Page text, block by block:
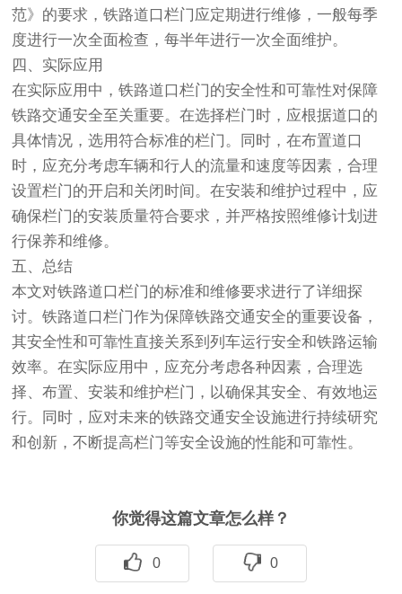
范》的要求，铁路道口栏门应定期进行维修，一般每季
度进行一次全面检查，每半年进行一次全面维护。
四、实际应用
在实际应用中，铁路道口栏门的安全性和可靠性对保障
铁路交通安全至关重要。在选择栏门时，应根据道口 的
具体情况，选用符合标准的栏门。同时，在布置道口
时，应充分考虑车辆和行人的流量和速度等因素，合理
设置栏门的开启和关闭时间。在安装和维护过程中，应
确保栏门的安装质量符合要求，并严格按照维修计划进
行保养和维修。
五、总结
本文对铁路道口栏门的标准和维修要求进行了详细探
讨。铁路道口栏门作为保障铁路交通安全的重要设备，
其安全性和可靠性直接关系到列车运行安全和铁路运输
效率。在实际应用中，应充分考虑各种因素，合理选
择、布置、安装和维护栏门，以确保其安全、有效地运
行。同时，应对未来的铁路交通安全设施进行持续研究
和创新，不断提高栏门等安全设施的性能和可靠性。
你觉得这篇文章怎么样？
0 0